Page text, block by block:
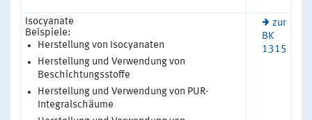
Isocyanate
Beispiele:
Herstellung von Isocyanaten
Herstellung und Verwendung von
Beschichtungsstoffe
Herstellung und Verwendung von PUR-
Integralschäume
zur
BK
1315